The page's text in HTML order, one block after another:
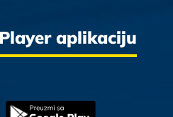
aplikaciju